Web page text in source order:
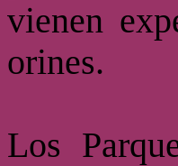
vienen
orines.
Los